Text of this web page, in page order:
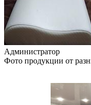
Администратор
Фото продукции от